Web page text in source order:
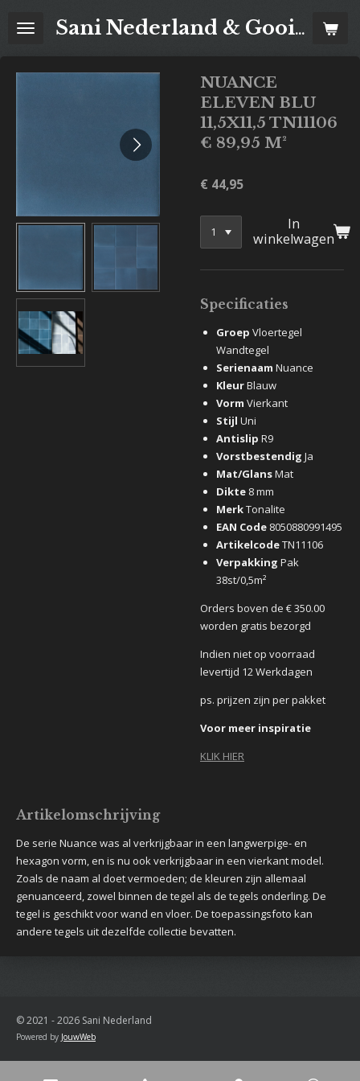
direct
Sani Nederland & Goois Tegelhuis
NUANCE
ELEVEN BLU
11,5X11,5 TN11106
€ 89,95 M²
€ 44,95
In
winkelwagen
Specificaties
Groep Vloertegel
Wandtegel
Serienaam Nuance
KleurBlauw
Vorm Vierkant
Stijl Uni
Antislip R9
Vorstbestendig Ja
Mat/GlansMat
Dikte 8 mm
MerkTonalite
EAN Code 8050880991495
ArtikelcodeTN11106
Verpakking Pak
38st/0,5m²
Orders boven de € 350.00
worden gratis bezorgd
Indien niet op voorraad
levertijd 12 Werkdagen
ps. prijzen zijn per pakket
Voor meer inspiratie
KLIK HIER
Artikelomschrijving
De serie Nuance was al verkrijgbaar in een langwerpige- en
hexagon vorm, en is nu ook verkrijgbaar in een vierkant model.
Zoals de naam al doet vermoeden; de kleuren zijn allemaal
genuanceerd, zowel binnen de tegel als de tegels onderling. De
tegel is geschikt voor wand en vloer. De toepassingsfoto kan
andere tegels uit dezelfde collectie bevatten.
© 2021 - 2026 Sani Nederland
Powered by JouwWeb